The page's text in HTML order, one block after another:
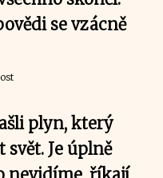
se vzácně
plyn, který
svět. Je úplně